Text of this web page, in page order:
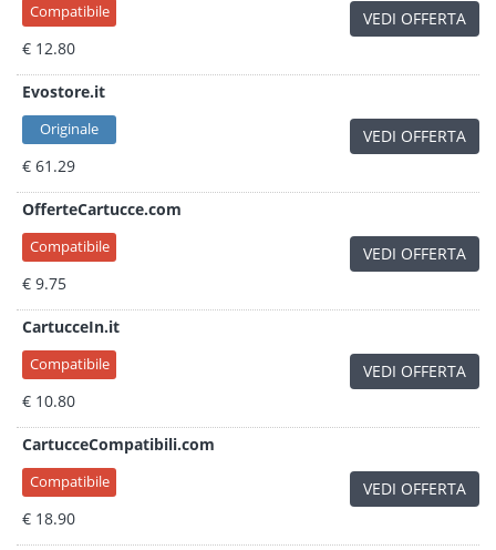
Compatibile
€ 12.80
VEDI OFFERTA
Evostore.it
Originale
€ 61.29
VEDI OFFERTA
OfferteCartucce.com
Compatibile
€ 9.75
VEDI OFFERTA
CartucceIn.it
Compatibile
€ 10.80
VEDI OFFERTA
CartucceCompatibili.com
Compatibile
€ 18.90
VEDI OFFERTA